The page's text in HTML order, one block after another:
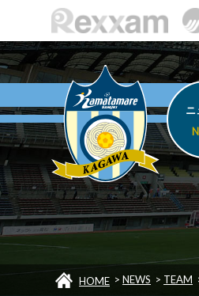
ニ
HOME > NEWS > TEAM